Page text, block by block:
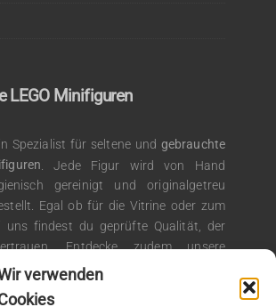
verwenden
LEGO Minifiguren
Spezialist für seltene und gebrauchte
. Jede Figur wird von Hand
gereinigt und originalgetreu
Egal ob für die Vitrine oder zum
uns findest du geprüfte Qualität, der
Entdecke zudem unsere
LEGO Kiloware für kreative